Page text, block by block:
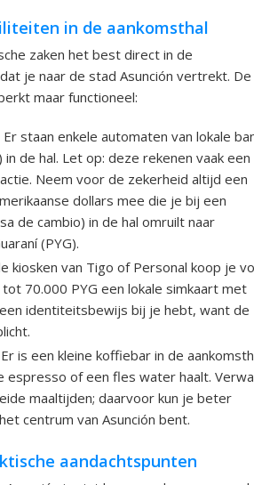
in de aankomsthal
zaken het best direct in de
je naar de stad Asunción vertrekt. De
maar functioneel:
Er staan enkele automaten van lokale
in de hal. Let op: deze rekenen vaak een
Neem voor de zekerheid altijd een
dollars mee die je bij een
de cambio) in de hal omruilt naar
(PYG).
kiosken van Tigo of Personal koop je
70.000 PYG een lokale simkaart met
identiteitsbewijs bij je hebt, want de
Er is een kleine koffiebar in de
espresso of een fles water haalt.
maaltijden; daarvoor kun je beter
centrum van Asunción bent.
aandachtspunten